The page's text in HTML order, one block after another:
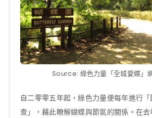
Source: 綠色力量「全城愛蝶」
自二零零五年起，綠色力量便每年進行
查」，藉此瞭解蝴蝶與節氣的關係。在去